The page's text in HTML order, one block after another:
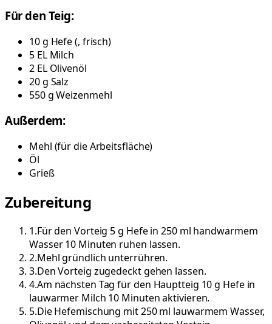
Für den Teig:
10g Hefe(, frisch)
5 EL Milch
2 EL Olivenöl
20g Salz
550gWeizenmehl
Außerdem:
Mehl (für die Arbeitsfläche)
Öl
Grieß
Zubereitung
1.Für den Vorteig 5 g Hefe in 250 ml handwarmem
Wasser 10 Minuten ruhen lassen.
2.Mehl gründlich unterrühren.
3.Den Vorteig zugedeckt gehen lassen.
4.Am nächsten Tag für den Hauptteig 10 g Hefe in
lauwarmer Milch 10 Minuten aktivieren.
5.Die Hefemischung mit 250 ml lauwarmem Wasser,